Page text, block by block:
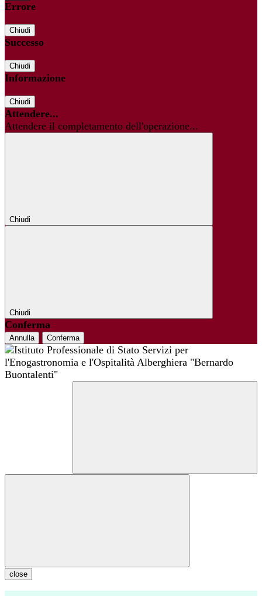
Errore
Chiudi
Successo
Chiudi
Informazione
Chiudi
Attendere...
Attendere il completamento dell'operazione...
Chiudi
Chiudi
Conferma
Annulla Conferma
close